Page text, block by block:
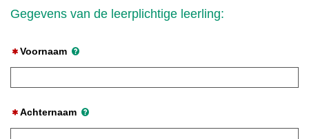
Gegevens van de leerplichtige leerling:
Voornaam
Achternaam